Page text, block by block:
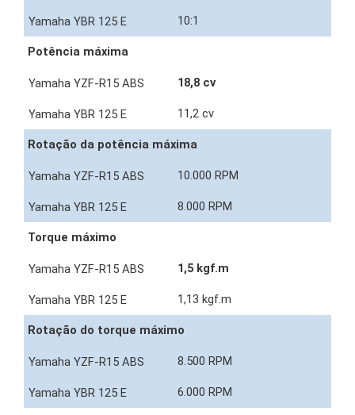
10:1
Potência máxima
18,8 cv
11,2 cv
Rotação da potência máxima
10.000 RPM
8.000 RPM
Torque máximo
1,5 kgf.m
1,13 kgf.m
Rotação do torque máximo
8.500 RPM
6.000 RPM